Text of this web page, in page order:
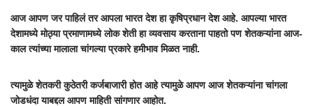
आज आपण जर पाहिलं तर आपला भारत देश हा कृषिप्रधान देश आहे. आपल्या भारत
देशामध्ये मोठ्या प्रमाणामध्ये लोक शेती हा व्यवसाय करताना पाहतो पण शेतकऱ्यांना आज-
काल त्यांच्या मालाला चांगल्या प्रकारे हमीभाव मिळत नाही.
त्यामुळे शेतकरी कुठेतरी कर्जबाजारी होत आहे त्यामुळे आपण आज शेतकऱ्यांना चांगला
जोडधंदा याबद्दल आपण माहिती सांगणार आहोत.